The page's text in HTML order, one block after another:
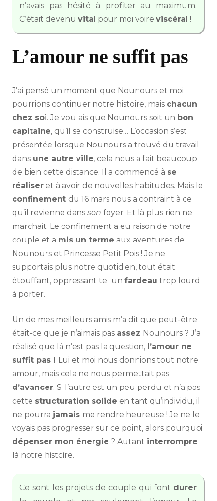
n’avais pas hésité à profiter au maximum.
C’était devenu vital pour moi voire viscéral !
L’amour ne suffit pas
J’ai pensé un moment que Nounours et moi
pourrions continuer notre histoire, mais chacun
chez soi. Je voulais que Nounours soit un bon
capitaine, qu’il se construise… L’occasion s’est
présentée lorsque Nounours a trouvé du travail
dans une autre ville, cela nous a fait beaucoup
de bien cette distance. Il a commencé à se
réaliser et à avoir de nouvelles habitudes. Mais le
confinement du 16 mars nous a contraint à ce
qu’il revienne dans son foyer. Et là plus rien ne
marchait. Le confinement a eu raison de notre
couple et a mis un terme aux aventures de
Nounours et Princesse Petit Pois ! Je ne
supportais plus notre quotidien, tout était
étouffant, oppressant tel un fardeau trop lourd
à porter.
Un de mes meilleurs amis m’a dit que peut-être
était-ce que je n’aimais pas assez Nounours ? J’ai
réalisé que là n’est pas la question, l’amour ne
suffit pas ! Lui et moi nous donnions tout notre
amour, mais cela ne nous permettait pas
d’avancer. Si l’autre est un peu perdu et n’a pas
cette structuration solide en tant qu’individu, il
ne pourra jamais me rendre heureuse ! Je ne le
voyais pas progresser sur ce point, alors pourquoi
dépenser mon énergie ? Autant interrompre
là notre histoire.
Ce sont les projets de couple qui font durer